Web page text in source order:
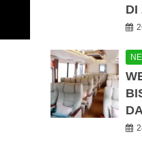
DI